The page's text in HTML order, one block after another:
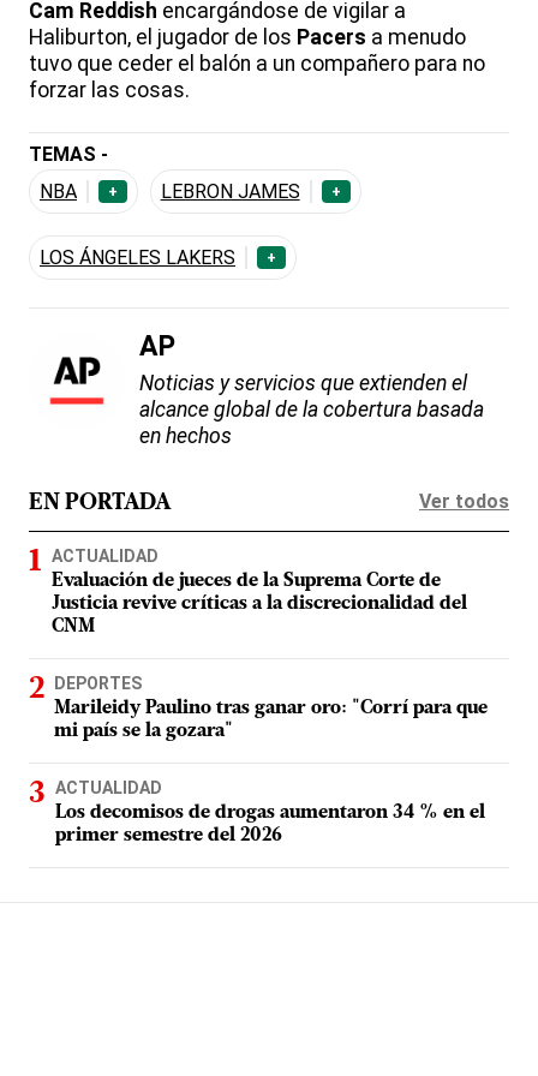
Cam Reddish encargándose de vigilar a
Haliburton, el jugador de los Pacers a menudo
tuvo que ceder el balón a un compañero para no
forzar las cosas.
TEMAS -
NBA
+ LEBRON JAMES +
LOS ÁNGELES LAKERS +
AP
Noticias y servicios que extienden el
alcance global de la cobertura basada
en hechos
EN PORTADA Ver todos
ACTUALIDAD
Evaluación de jueces de la Suprema Corte de
Justicia revive críticas a la discrecionalidad del
CNM
DEPORTES
Marileidy Paulino tras ganar oro: "Corrí para que
mi país se la gozara"
ACTUALIDAD
Los decomisos de drogas aumentaron 34 % en el
primer semestre del 2026